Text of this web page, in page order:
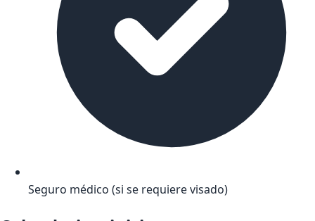
Seguro médico (si se requiere visado)